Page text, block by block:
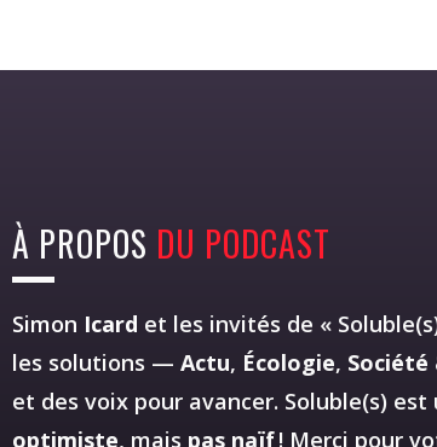
À PROPOS DU PODCAST
Simon Icard et les invités de «
les solutions — Actu, Écologie, Société
et des voix pour avancer. Soluble(s) est
optimiste, mais pas naïf! Merci pour